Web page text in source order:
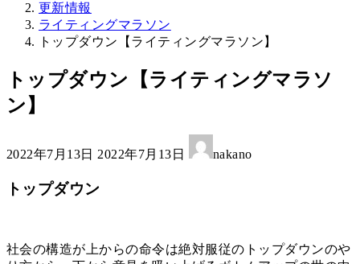
更新情報
ライティングマラソン
トップダウン【ライティングマラソン】
トップダウン【ライティングマラソ
ン】
2022年7月13日 終
新
2022年7月13日 nakano
トップダウン
社会の構造が上からの命令は絶対服従のトップダウンのや